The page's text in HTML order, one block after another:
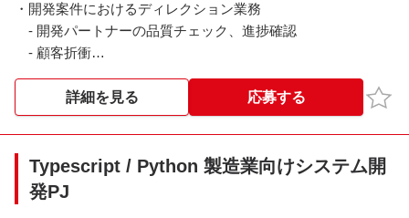
・開発案件におけるディレクション業務
- 開発パートナーの品質チェック、進捗確認
- 顧客折衝
・提案活動における技術調査、資料作成
詳細を見る 応募する お気
Typescript / Python 製造業向けシステム開
発PJ